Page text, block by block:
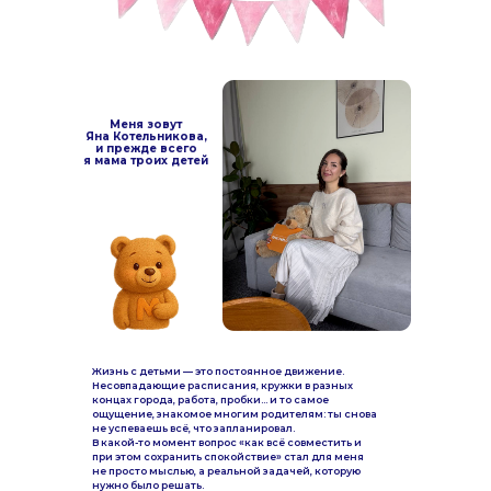
Жизнь с детьми — это постоянное движение.
Несовпадающие расписания, кружки в разных
концах города, работа, пробки… и то самое
ощущение, знакомое многим родителям: ты снова
не успеваешь всё, что запланировал.
В какой-то момент вопрос «как всё совместить и
при этом сохранить спокойствие» стал для меня
не просто мыслью, а реальной задачей, которую
нужно было решать.
Меня зовут
Яна Котельникова,
и прежде всего
я мама троих детей